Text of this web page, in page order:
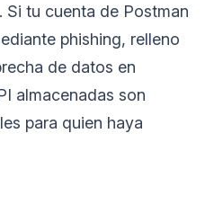
tu cuenta de Postman
phishing, relleno
de datos en
almacenadas son
para quien haya